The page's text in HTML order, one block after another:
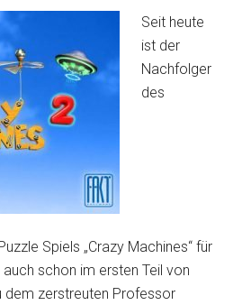
Seit heute
ist der
Nachfolger
des
Spiels „Crazy Machines“ für
schon im ersten Teil von
dem zerstreuten Professor